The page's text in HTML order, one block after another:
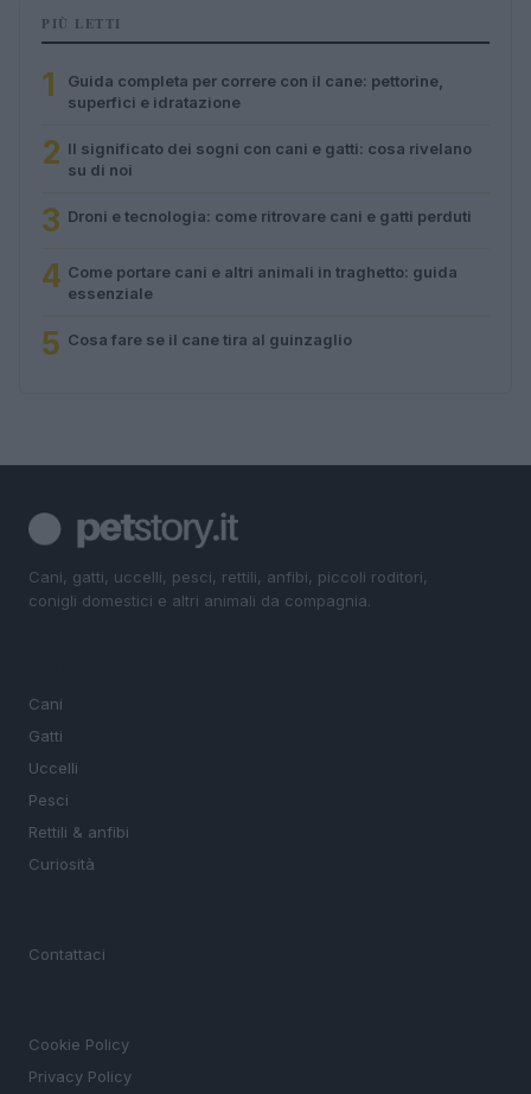
PIÙ LETTI
1
Guida completa per correre con il cane: pettorine,
superfici e idratazione
2 Il significato dei sogni con cani e gatti: cosa rivelano
su di noi
3 Droni e tecnologia: come ritrovare cani e gatti perduti
4 Come portare cani e altri animali in traghetto: guida
essenziale
5 Cosa fare se il cane tira al guinzaglio
Cani, gatti, uccelli, pesci, rettili, anfibi, piccoli roditori,
conigli domestici e altri animali da compagnia.
Cani
Gatti
Uccelli
Pesci
Rettili & anfibi
Curiosità
Contattaci
Cookie Policy
Privacy Policy